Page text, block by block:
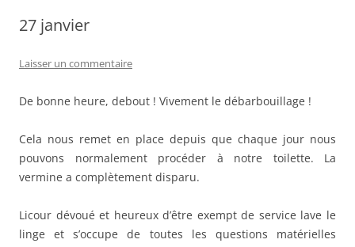
27 janvier
Laisser un commentaire
De bonne heure, debout ! Vivement le débarbouillage !
Cela nous remet en place depuis que chaque jour nous
pouvons normalement procéder à notre toilette. La
vermine a complètement disparu.
Licour dévoué et heureux d’être exempt de service lave le
linge et s’occupe de toutes les questions matérielles